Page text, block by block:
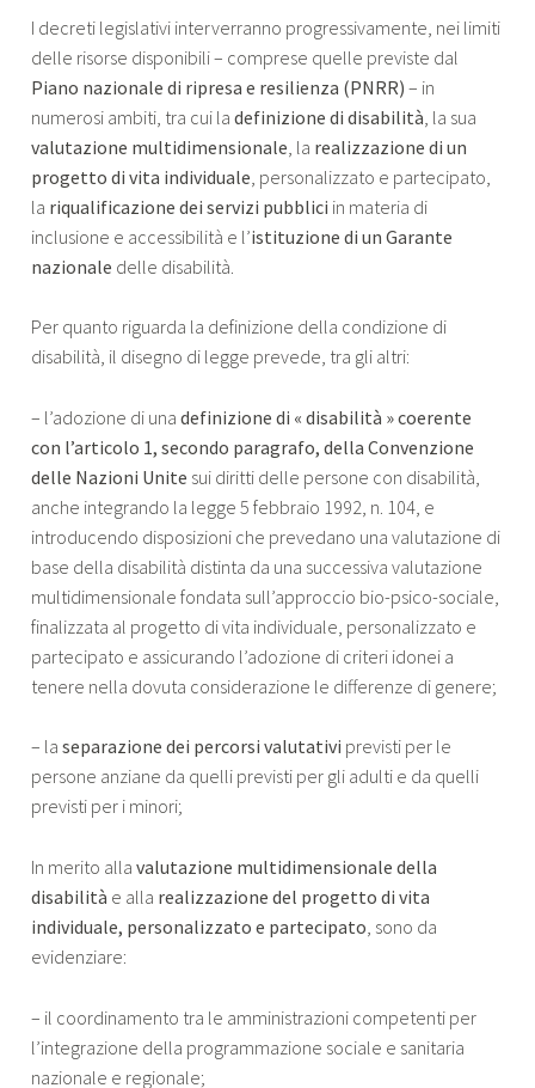
I decreti legislativi interverranno progressivamente, nei limiti
delle risorse disponibili – comprese quelle previste dal
Piano nazionale di ripresa e resilienza (PNRR) – in
numerosi ambiti, tra cui ladefinizione di disabilità , la sua
valutazione multidimensionale , la realizzazione di un
progetto di vita individuale , personalizzato e partecipato,
la riqualificazione dei servizi pubblici in materia di
inclusione e accessibilità e l’istituzione di un Garante
nazionale delle disabilità.
Per quanto riguarda la definizione della condizione di
disabilità, il disegno di legge prevede, tra gli altri:
– l’adozione di unadefinizione di « disabilità » coerente
con l’articolo 1, secondo paragrafo, della Convenzione
delle Nazioni Unite sui diritti delle persone con disabilità,
anche integrando la legge 5 febbraio 1992, n. 104, e
introducendo disposizioni che prevedano una valutazione di
base della disabilità distinta da una successiva valutazione
multidimensionale fondata sull’approccio bio-psico-sociale,
finalizzata al progetto di vita individuale, personalizzato e
partecipato e assicurando l’adozione di criteri idonei a
tenere nella dovuta considerazione le differenze di genere;
– laseparazione dei percorsi valutativi previsti per le
persone anziane da quelli previsti per gli adulti e da quelli
previsti per i minori;
In merito allavalutazione multidimensionale della
disabilità e alla realizzazione del progetto di vita
individuale, personalizzato e partecipato , sono da
evidenziare:
– il coordinamento tra le amministrazioni competenti per
l’integrazione della programmazione sociale e sanitaria
nazionale e regionale;